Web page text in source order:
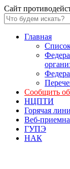
Сайт
Главная
Сообщить об
НЦПТИ
Горячая
Веб-
ГУПЭ
НАК